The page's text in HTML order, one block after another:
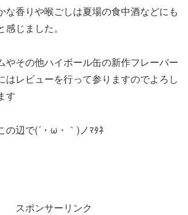
な香りや喉ごしは夏場の食中酒などにも
じました。
やその他ハイボール缶の新作フレーバー
はレビューを行って参りますのでよろし
す
の辺で(´・ω・｀)ノﾏﾀﾈ
スポンサーリンク